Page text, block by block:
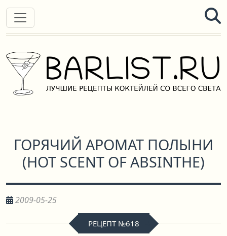
ГОРЯЧИЙ АРОМАТ ПОЛЫНИ
(HOT SCENT OF ABSINTHE)
2009-05-25
РЕЦЕПТ №618